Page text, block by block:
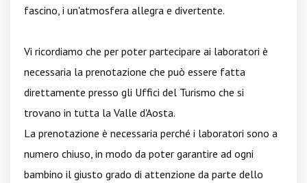
fascino, i un'atmosfera allegra e divertente.
Vi ricordiamo che per poter partecipare ai laboratori è
necessaria la prenotazione che può essere fatta
direttamente presso gli Uffici del Turismo che si
trovano in tutta la Valle d'Aosta.
La prenotazione è necessaria perché i laboratori sono a
numero chiuso, in modo da poter garantire ad ogni
bambino il giusto grado di attenzione da parte dello